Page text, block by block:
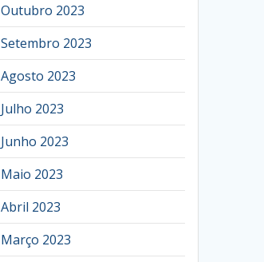
Outubro 2023
Setembro 2023
Agosto 2023
Julho 2023
Junho 2023
Maio 2023
Abril 2023
Março 2023